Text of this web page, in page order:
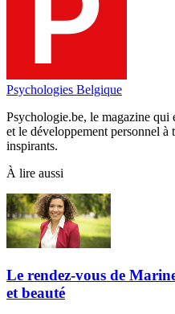
Psychologies Belgique
Psychologie.be, le magazine qui
et le développement personnel à
inspirants.
À lire aussi
Le rendez-vous de
et beauté